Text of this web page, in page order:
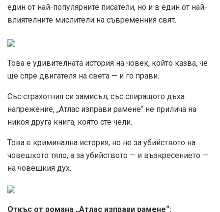
един от най-популярните писатели, но и в един от най-
влиятелните мислители на съвременния свят.
Това е удивителната история на човек, който казва, че
ще спре двигателя на света — и го прави.
Със страхотния си замисъл, със спиращото дъха
напрежение, „Атлас изправи рамене“ не прилича на
никоя друга книга, която сте чели.
Това е криминална история, но не за убийството на
човешкото тяло, а за убийството — и възкресението —
на човешкия дух.
Откъс от романа „Атлас изправи рамене“: